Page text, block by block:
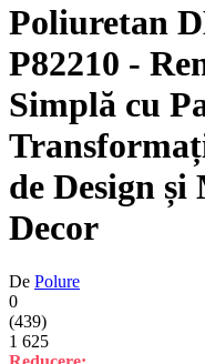
Poliuretan
P82210 -
Simplă cu
de Design
Decor
De Polure
0
(439)
1 625